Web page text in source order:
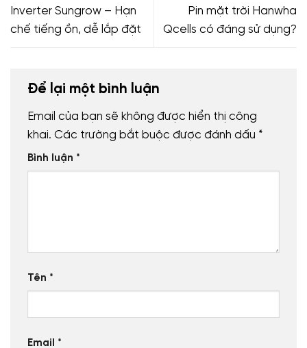
Inverter Sungrow – Hạn
chế tiếng ồn, dễ lắp đặt
Pin mặt trời Hanwha
Qcells có đáng sử dụng?
Để lại một bình luận
Email của bạn sẽ không được hiển thị công
khai. Các trường bắt buộc được đánh dấu *
Bình luận *
Tên *
Email *